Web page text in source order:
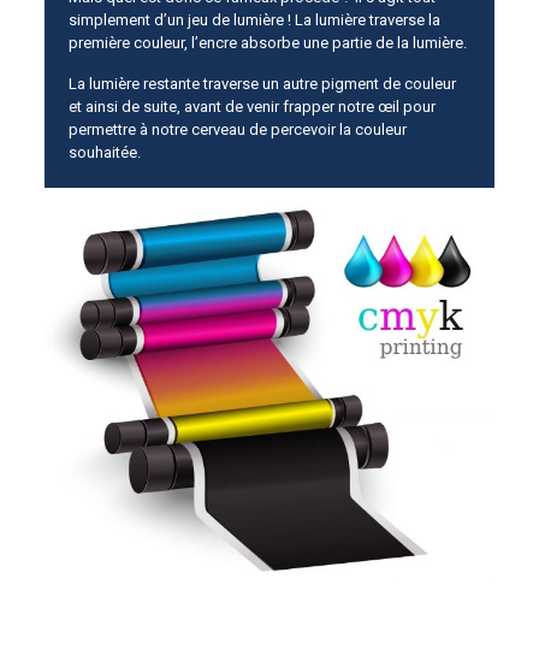
simplement d’un jeu de lumière ! La lumière traverse la
première couleur, l’encre absorbe une partie de la lumière.
La lumière restante traverse un autre pigment de couleur
et ainsi de suite, avant de venir frapper notre œil pour
permettre à notre cerveau de percevoir la couleur
souhaitée.